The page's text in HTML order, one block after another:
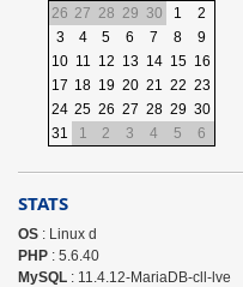
26 27 28 29 30 1
2
3
4 5 6 7 8
9
10 11 12 13 14 15 16
17 18 19 20 21 22 23
24 25 26 27 28 29 30
31
1 2 3 4 5 6
STATS
OS: Linux d
PHP: 5.6.40
MySQL: 11.4.12-MariaDB-cll-lve